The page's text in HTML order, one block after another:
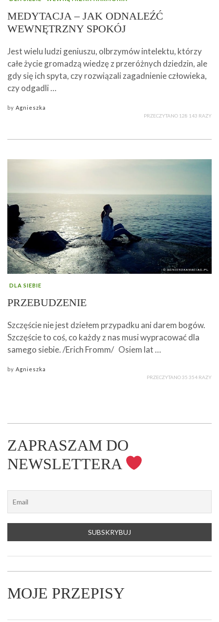
MEDYTACJA – JAK ODNALEŹĆ
WEWNĘTRZNY SPOKÓJ
Jest wielu ludzi geniuszu, olbrzymów intelektu, którzy
całe życie gromadzą wiedzę z przeróżnych dziedzin, ale
gdy się ich spyta, czy rozwiązali zagadnienie człowieka,
czy odgadli …
by Agnieszka
PRZECZYTANO 128 143 RAZY
DLA SIEBIE
PRZEBUDZENIE
Szczęście nie jest dziełem przypadku ani darem bogów.
Szczęście to coś, co każdy z nas musi wypracować dla
samego siebie. /Erich Fromm/ Osiem lat …
by Agnieszka
PRZECZYTANO 35 354 RAZY
ZAPRASZAM DO
NEWSLETTERA
MOJE PRZEPISY